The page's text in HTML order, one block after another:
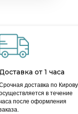
доставка по Кирову
в течение
после оформления
от 1 часа